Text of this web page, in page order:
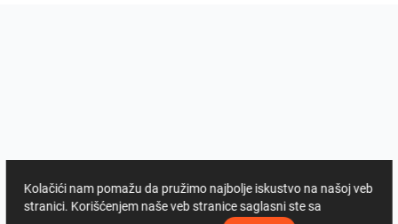
Kolačići nam pomažu da pružimo najbolje iskustvo na našoj veb
stranici. Korišćenjem naše veb stranice saglasni ste sa